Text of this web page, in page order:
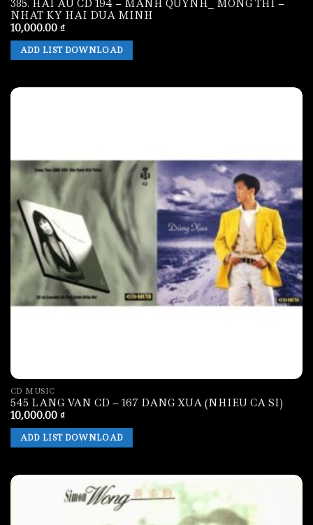
385. HAI AU CD 194 – MANH QUYNH_ MONG THI –
NHAT KY HAI DUA MINH
10,000.00 ₫
ADD LIST DOWNLOAD
CD MUSIC
545 LANG VAN CD – 167 DANG XUA (NHIEU CA SI)
10,000.00 ₫
ADD LIST DOWNLOAD